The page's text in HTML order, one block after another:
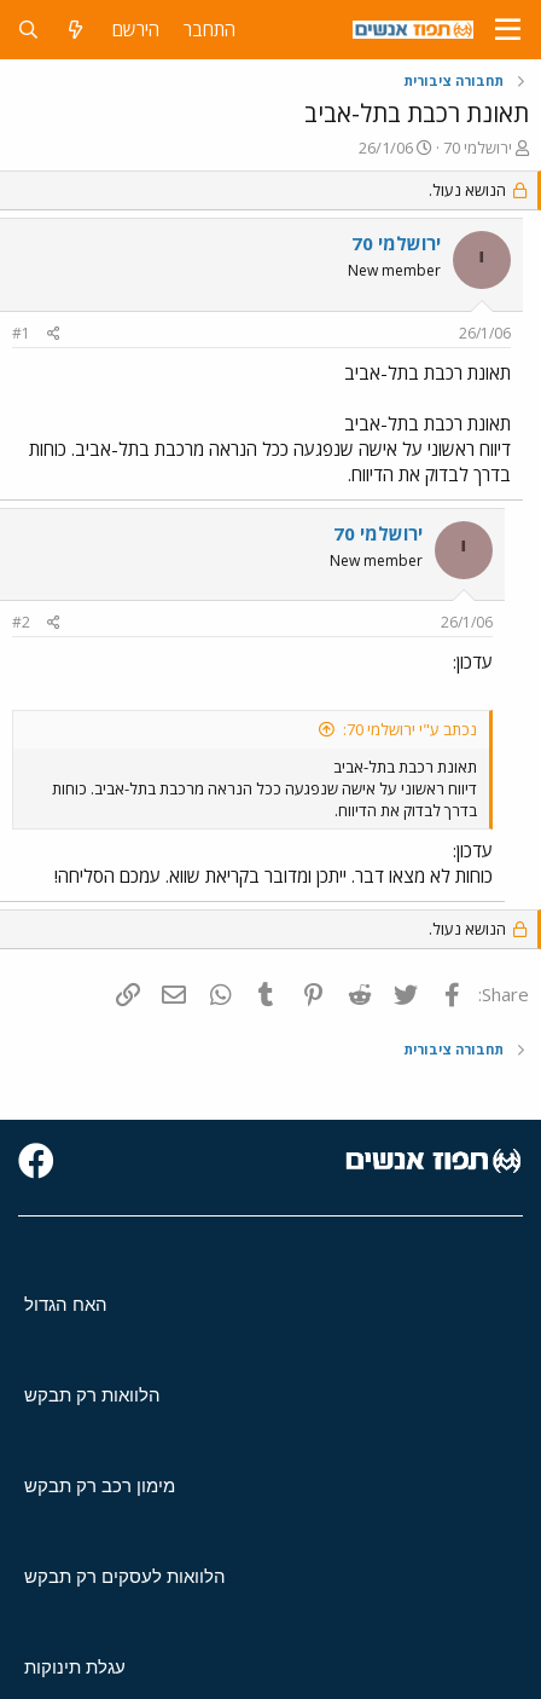
התחבר הירשם
תחבורה ציבורית
תאונת רכבת בתל-אביב
פ
ו
ת
ח
נ
ירושלמי 70
פ
ו
ס
ם
ב
ת
ך
26/1/06
הנושא נעול.
י ירושלמי 70
New member
26/1/06
#1
תאונת רכבת בתל-אביב
תאונת רכבת בתל-אביב
דיווח ראשוני על אישה שנפגעה ככל הנראה מרכבת בתל-אביב. כוחות
בדרך לבדוק את הדיווח.
י ירושלמי 70
New member
26/1/06
#2
עדכון:
נכתב ע"י ירושלמי 70:
תאונת רכבת בתל-אביב
דיווח ראשוני על אישה שנפגעה ככל הנראה מרכבת בתל-אביב. כוחות
בדרך לבדוק את הדיווח.
עדכון:
כוחות לא מצאו דבר. ייתכן ומדובר בקריאת שווא. עמכם הסליחה!
הנושא נעול.
Share: פייסבוק Twitter
Reddit
Pinterest
Tumblr
WhatsAppדואר אלקטרוני
תחבורה ציבורית
האח הגדול
הלוואות רק תבקש
מימון רכב רק תבקש
הלוואות לעסקים רק תבקש
עגלת תינוקות